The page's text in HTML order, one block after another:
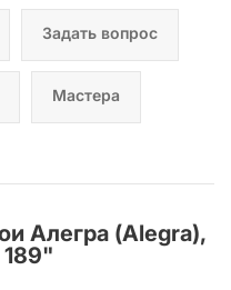
Задать вопрос
Мастера
Алегра (Alegra),
"